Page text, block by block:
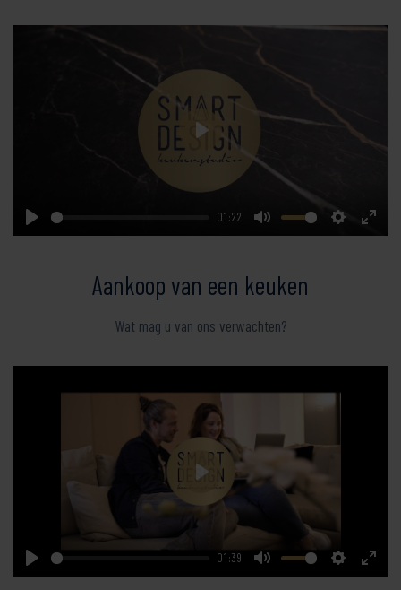
Play
01:22
Mute Settings
Enter
Play
Aankoop van een keuken
Wat mag u van ons verwachten?
Play
01:39
Mute Settings
Enter